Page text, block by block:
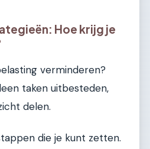
Hoe krijg je
verminderen?
taken uitbesteden,
delen.
die je kunt zetten.